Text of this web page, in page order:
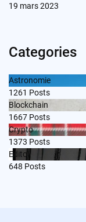
19 mars 2023
Categories
Astronomie
1261 Posts
Blockchain
1667 Posts
Crypto
1373 Posts
Edito
648 Posts